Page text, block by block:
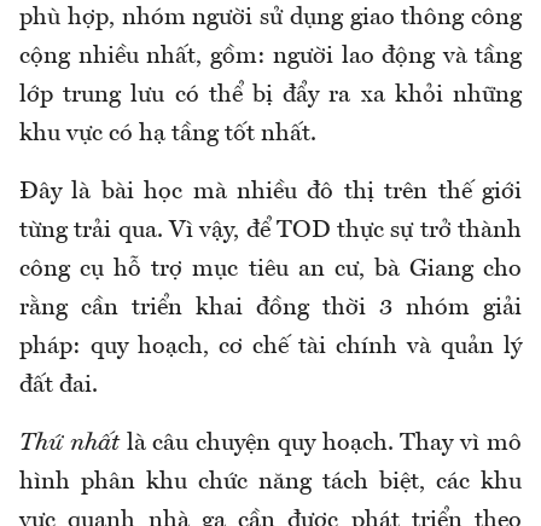
phù hợp, nhóm người sử dụng giao thông công
cộng nhiều nhất, gồm: người lao động và tầng
lớp trung lưu có thể bị đẩy ra xa khỏi những
khu vực có hạ tầng tốt nhất.
Đây là bài học mà nhiều đô thị trên thế giới
từng trải qua. Vì vậy, để TOD thực sự trở thành
công cụ hỗ trợ mục tiêu an cư, bà Giang cho
rằng cần triển khai đồng thời 3 nhóm giải
pháp: quy hoạch, cơ chế tài chính và quản lý
đất đai.
Thứ nhấtlà câu chuyện quy hoạch. Thay vì mô
hình phân khu chức năng tách biệt, các khu
vực quanh nhà ga cần được phát triển theo